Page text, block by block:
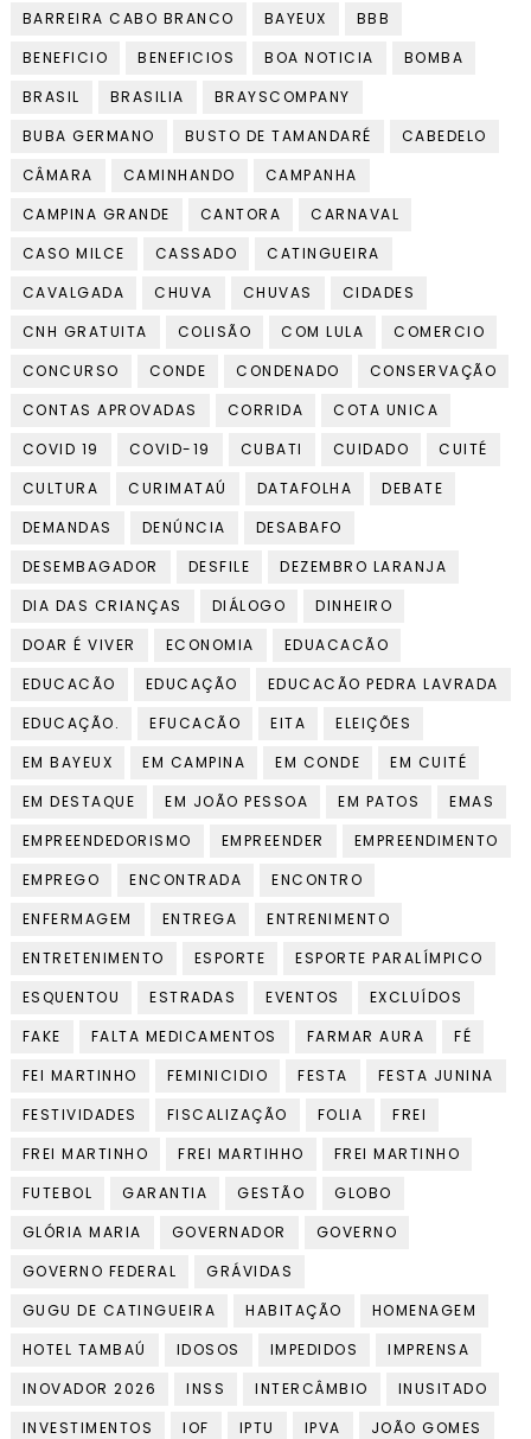
BARREIRA CABO BRANCO
BAYEUX
BBB
BENEFICIO
BENEFICIOS BOA NOTICIA
BOMBA
BRASIL
BRASILIA
BRAYSCOMPANY
BUBA GERMANO
BUSTO DE TAMANDARÉ
CABEDELO
CÂMARA
CAMINHANDO
CAMPANHA
CAMPINA GRANDE
CANTORA
CARNAVAL
CASO MILCE
CASSADO
CATINGUEIRA
CAVALGADA
CHUVA CHUVAS
CIDADES
CNH GRATUITA
COLISÃO COM LULA
COMERCIO
CONCURSO
CONDE CONDENADO
CONSERVAÇÃO
CONTAS APROVADAS
CORRIDA
COTA UNICA
COVID 19
COVID-19 CUBATI CUIDADO
CUITÉ
CULTURA
CURIMATAÚ DATAFOLHA
DEBATE
DEMANDAS
DENÚNCIA
DESABAFO
DESEMBAGADOR
DESFILE
DEZEMBRO LARANJA
DIA DAS CRIANÇAS
DIÁLOGO
DINHEIRO
DOAR É VIVER
ECONOMIA
EDUACACÃO
EDUCACÃO
EDUCAÇÃO
EDUCACÃO PEDRA LAVRADA
EDUCAÇÃO.
EFUCACÃO EITA
ELEIÇÕES
EM BAYEUX
EM CAMPINA EM CONDE
EM CUITÉ
EM DESTAQUE
EM JOÃO PESSOA EM PATOS
EMAS
EMPREENDEDORISMO
EMPREENDER
EMPREENDIMENTO
EMPREGO
ENCONTRADA
ENCONTRO
ENFERMAGEM
ENTREGA
ENTRENIMENTO
ENTRETENIMENTO
ESPORTE
ESPORTE PARALÍMPICO
ESQUENTOU
ESTRADAS EVENTOS
EXCLUÍDOS
FAKE
FALTA MEDICAMENTOS FARMAR AURA
FÉ
FEI MARTINHO
FEMINICIDIO FESTA
FESTA JUNINA
FESTIVIDADES
FISCALIZAÇÃO FOLIA
FREI
FREI MARTINHO
FREI MARTIHHO
FREI MARTINHO
FUTEBOL
GARANTIA GESTÃO
GLOBO
GLÓRIA MARIA
GOVERNADOR
GOVERNO
GOVERNO FEDERAL
GRÁVIDAS
GUGU DE CATINGUEIRA
HABITAÇÃO
HOMENAGEM
HOTEL TAMBAÚ
IDOSOS IMPEDIDOS
IMPRENSA
INOVADOR 2026
INSS INTERCÂMBIO
INUSITADO
INVESTIMENTOS
IOF IPTU IPVA
JOÃO GOMES